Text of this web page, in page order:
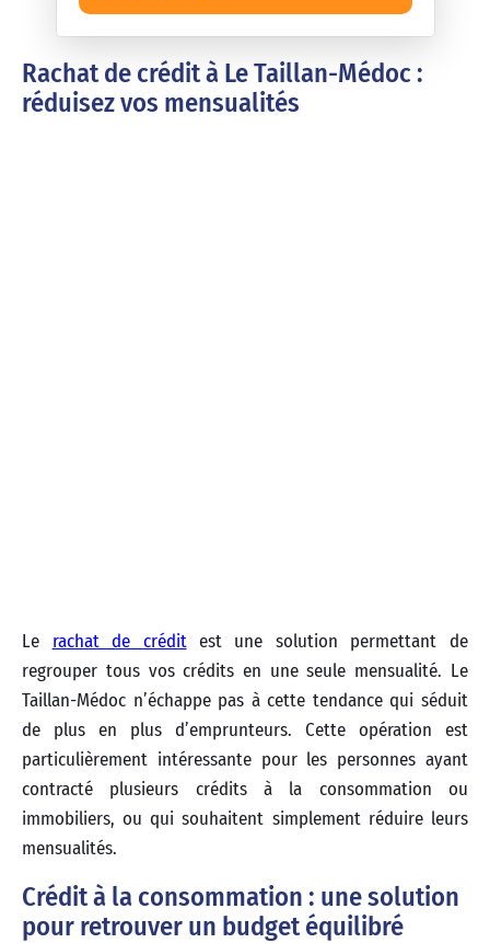
Rachat de crédit à Le Taillan-Médoc :
réduisez vos mensualités
Le rachat de créditest une solution permettant de
regrouper tous vos crédits en une seule mensualité. Le
Taillan-Médoc n’échappe pas à cette tendance qui séduit
de plus en plus d’emprunteurs. Cette opération est
particulièrement intéressante pour les personnes ayant
contracté plusieurs crédits à la consommation ou
immobiliers, ou qui souhaitent simplement réduire leurs
mensualités.
Crédit à la consommation : une solution
pour retrouver un budget équilibré